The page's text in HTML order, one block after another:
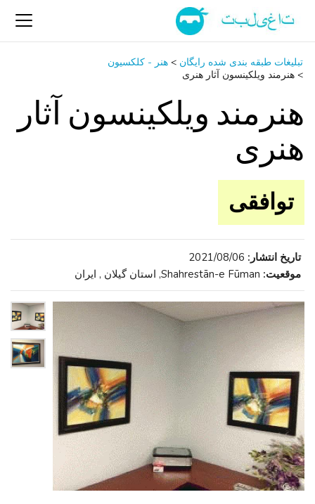
تبلیغات طبقه بندی شده رایگان > هنر - کلکسیون
> هنرمند ویلکینسون آثار هنری
هنرمند ویلکینسون آثار
هنری
توافقی
تاریخ انتشار: 2021/08/06
موقعیت: Shahrestān-e Fūman, استان گیلان , ایران